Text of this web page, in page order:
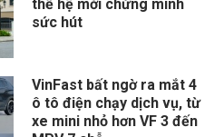
thế hệ mới chứng minh
sức hút
VinFast bất ngờ ra mắt 4
ô tô điện chạy dịch vụ, từ
xe mini nhỏ hơn VF 3 đến